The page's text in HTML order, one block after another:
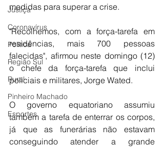
Justiça
Coronavírus
Política
Região Sul
Rural
Pinheiro Machado
Esportes
medidas para superar a crise.
"Recolhemos, com a força-tarefa em
residências, mais 700 pessoas
falecidas", afirmou neste domingo (12)
o chefe da força-tarefa que inclui
policiais e militares, Jorge Wated.
O governo equatoriano assumiu
também a tarefa de enterrar os corpos,
já que as funerárias não estavam
conseguindo atender a grande